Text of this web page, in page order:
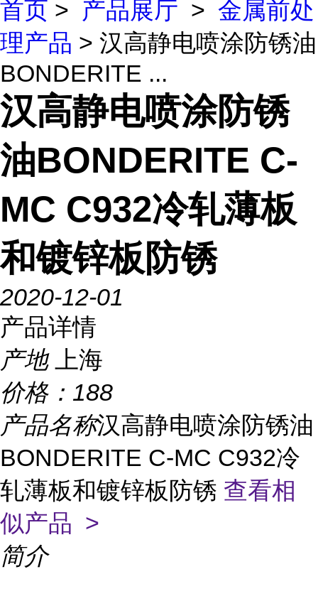
首页 > 产品展厅 > 金属前处
理产品 > 汉高静电喷涂防锈油
BONDERITE ...
汉高静电喷涂防锈
油BONDERITE C-
MC C932冷轧薄板
和镀锌板防锈
2020-12-01
产品详情
产地
上海
价格： 188
产品名称汉高静电喷涂防锈油
BONDERITE C-MC C932冷
轧薄板和镀锌板防锈 查看相
似产品 >
简介